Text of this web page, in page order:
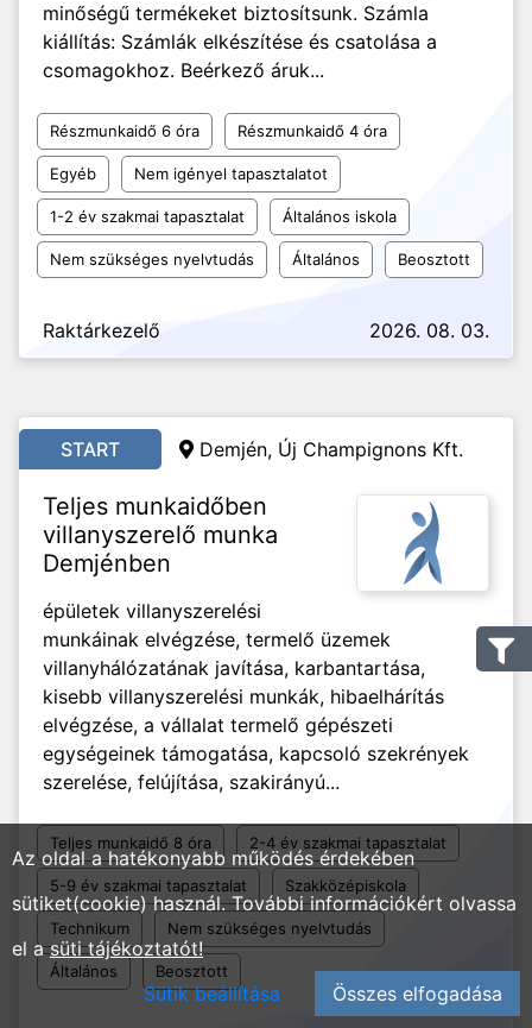
minőségű termékeket biztosítsunk. Számla
kiállítás: Számlák elkészítése és csatolása a
csomagokhoz. Beérkező áruk...
Részmunkaidő 6 óra Részmunkaidő 4 óra
Egyéb Nem igényel tapasztalatot
1-2 év szakmai tapasztalat Általános iskola
Nem szükséges nyelvtudás Általános Beosztott
Raktárkezelő 2026. 08. 03.
START Demjén, Új Champignons Kft.
Teljes munkaidőben
villanyszerelő munka
Demjénben
épületek villanyszerelési
munkáinak elvégzése, termelő üzemek
villanyhálózatának javítása, karbantartása,
kisebb villanyszerelési munkák, hibaelhárítás
elvégzése, a vállalat termelő gépészeti
egységeinek támogatása, kapcsoló szekrények
szerelése, felújítása, szakirányú...
Teljes munkaidő 8 óra 2-4 év szakmai tapasztalat
5-9 év szakmai tapasztalat Szakközépiskola
Technikum Nem szükséges nyelvtudás
Általános Beosztott
Az oldal a hatékonyabb működés érdekében
sütiket(cookie) használ. További információkért olvassa
el asüti tájékoztatót!
Sütik beállítása
Összes elfogadása